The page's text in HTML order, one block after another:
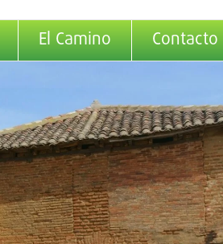
El Camino Contacto